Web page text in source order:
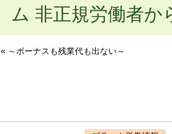
ム 非正規労働者か
« ～ボーナスも残業代も出ない～